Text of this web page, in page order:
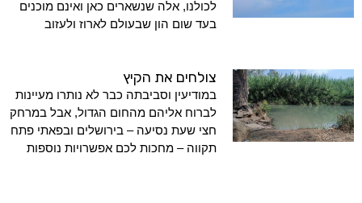
לכולנו, אלה שנשארים כאן ואינם מוכנים
בעד שום הון שבעולם לארוז ולעזוב
צולחים את הקיץ
במודיעין וסביבתה כבר לא נותרו מעיינות
לברוח אליהם מהחום הגדול, אבל במרחק
חצי שעת נסיעה – בירושלים ובפאתי פתח
תקווה – מחכות לכם אפשרויות נוספות